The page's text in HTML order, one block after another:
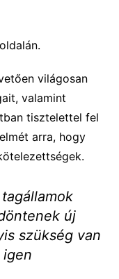
világosan
valamint
tisztelettel fel
arra, hogy
új
szükség van
igen